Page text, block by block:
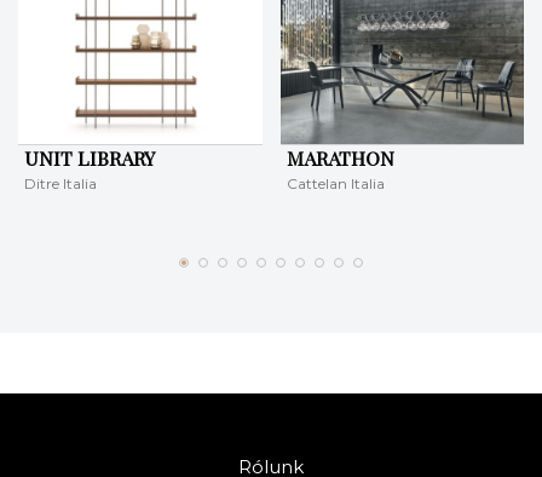
UNIT LIBRARY
Ditre Italia
MARATHON
Cattelan Italia
Rólunk